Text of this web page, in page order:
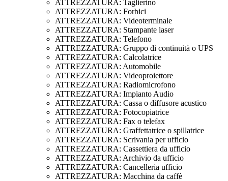
ATTREZZATURA: Taglierino
ATTREZZATURA: Forbici
ATTREZZATURA: Videoterminale
ATTREZZATURA: Stampante laser
ATTREZZATURA: Telefono
ATTREZZATURA: Gruppo di continuità o UPS
ATTREZZATURA: Calcolatrice
ATTREZZATURA: Automobile
ATTREZZATURA: Videoproiettore
ATTREZZATURA: Radiomicrofono
ATTREZZATURA: Impianto Audio
ATTREZZATURA: Cassa o diffusore acustico
ATTREZZATURA: Fotocopiatrice
ATTREZZATURA: Fax o telefax
ATTREZZATURA: Graffettatrice o spillatrice
ATTREZZATURA: Scrivania per ufficio
ATTREZZATURA: Cassettiera da ufficio
ATTREZZATURA: Archivio da ufficio
ATTREZZATURA: Cancelleria ufficio
ATTREZZATURA: Macchina da caffè